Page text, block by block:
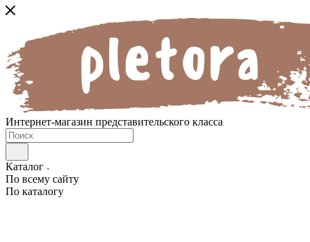
Интернет-магазин представительского класса
Каталог
По всему сайту
По каталогу